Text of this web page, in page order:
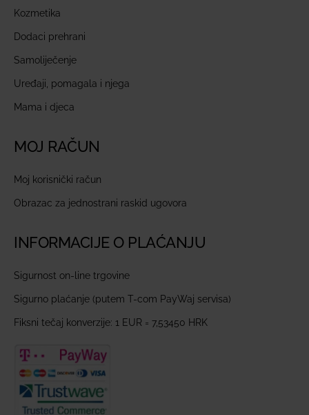
Kozmetika
Dodaci prehrani
Samoliječenje
Uređaji, pomagala i njega
Mama i djeca
MOJ RAČUN
Moj korisnički račun
Obrazac za jednostrani raskid ugovora
INFORMACIJE O PLAĆANJU
Sigurnost on-line trgovine
Sigurno plaćanje (putem T-com PayWaj servisa)
Fiksni tečaj konverzije: 1 EUR = 7,53450 HRK